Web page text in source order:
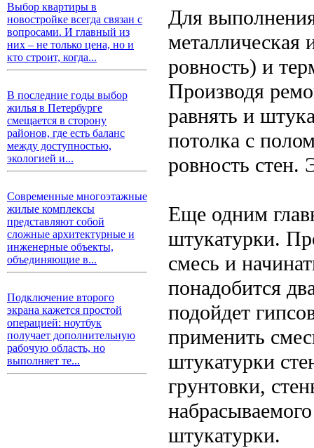
Выбор квартиры в
новостройке всегда связан с
вопросами. И главный из
них – не только цена, но и
кто строит, когда...
В последние годы выбор
жилья в Петербурге
смещается в сторону
районов, где есть баланс
между доступностью,
экологией и...
Современные многоэтажные
жилые комплексы
представляют собой
сложные архитектурные и
инженерные объекты,
объединяющие в...
Подключение второго
экрана кажется простой
операцией: ноутбук
получает дополнительную
рабочую область, но
выполняет те...
Для
металлическая
ровность) и
Производя
равнять и
потолка с
ровность
Еще одним
штукатурки.
смесь и
понадобится
подойдет
применить
штукатурки
грунтовки,
штукатурки.